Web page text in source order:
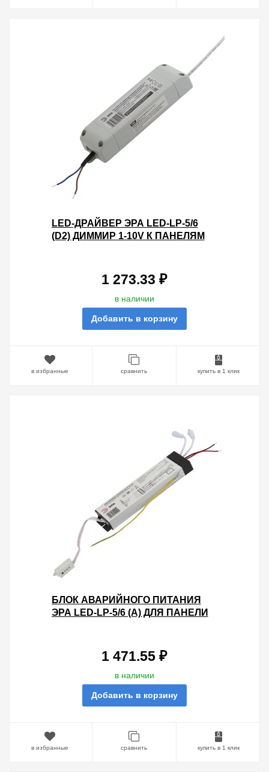
LED-ДРАЙВЕР ЭРА LED-LP-5/6
(D2) ДИММИР 1-10V К ПАНЕЛЯМ
1 273.33 ₽
в наличии
Добавить в корзину
в избранные сравнить купить в 1 клик
БЛОК АВАРИЙНОГО ПИТАНИЯ
ЭРА LED-LP-5/6 (A) ДЛЯ ПАНЕЛИ
1 471.55 ₽
в наличии
Добавить в корзину
в избранные сравнить купить в 1 клик